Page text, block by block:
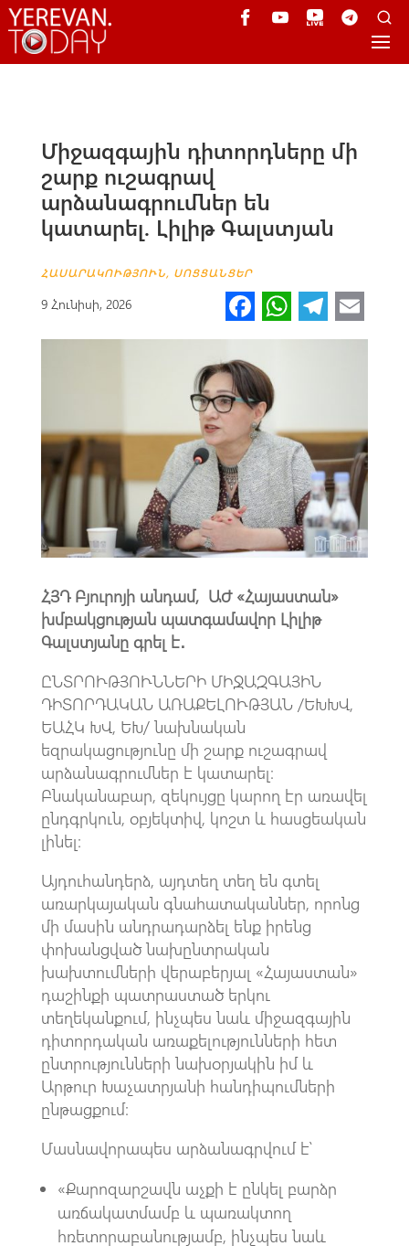
Միջազգային դիտորդները մի
շարք ուշագրավ
արձանագրումներ են
կատարել. Լիլիթ Գալստյան
ՀԱՍԱՐԱԿՈՒԹՅՈՒՆ, ՍՈՑՑԱՆՑԵՐ
9 Հունիսի, 2026 Fa
ce
b
o
o
k
W
h
A
p
p
Te
le
m
m
ՀՅԴ Բյուրոյի անդամ, ԱԺ «Հայաստան»
խմբակցության պատգամավոր Լիլիթ
Գալստյանը գրել է․
ԸՆՏՐՈՒԹՅՈՒՆՆԵՐԻ ՄԻՋԱԶԳԱՅԻՆ
ԴԻՏՈՐԴԱԿԱՆ ԱՌԱՔԵԼՈՒԹՅԱՆ /ԵԽԽՎ,
ԵԱՀԿ ԽՎ, ԵԽ/ նախնական
եզրակացությունը մի շարք ուշագրավ
արձանագրումներ է կատարել։
Բնականաբար, զեկույցը կարող էր առավել
ընդգրկուն, օբյեկտիվ, կոշտ և հասցեական
լինել։
Այդուհանդերձ, այդտեղ տեղ են գտել
առարկայական գնահատականներ, որոնց
մի մասին անդրադարձել ենք իրենց
փոխանցված նախընտրական
խախտումների վերաբերյալ «Հայաստան»
դաշինքի պատրաստած երկու
տեղեկանքում, ինչպես նաև միջազգային
դիտորդական առաքելությունների հետ
ընտրությունների նախօրյակին իմ և
Արթուր Խաչատրյանի հանդիպումների
ընթացքում։
Մասնավորապես արձանագրվում է՝
«Քարոզարշավն աչքի է ընկել բարձր
առճակատմամբ և պառակտող
հռետորաբանությամբ, ինչպես նաև